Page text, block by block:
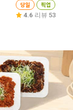
당일 픽업
4.6 리뷰 53